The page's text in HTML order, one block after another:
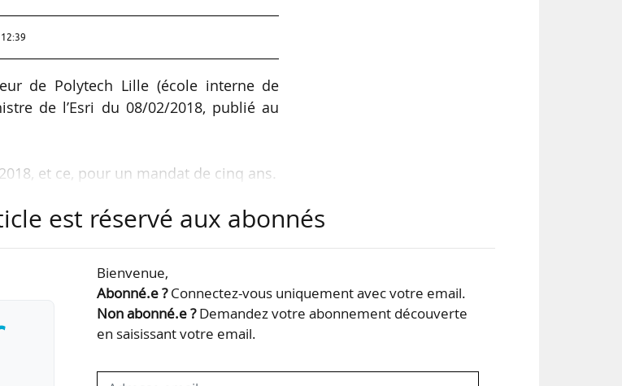
de Polytech Lille (école interne de
de l’Esri du 08/02/2018, publié au
et ce, pour un mandat de cinq ans.
de Lille 1, Guy Reumont est
est réservé aux abonnés
Bienvenue,
Abonné.e ?Connectez-vous uniquement avec votre email.
Non abonné.e ?Demandez votre abonnement découverte
en saisissant votre email.